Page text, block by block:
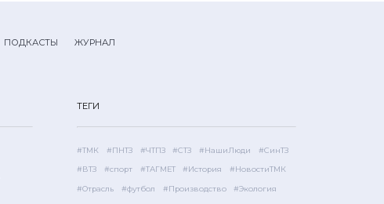
ПОДКАСТЫ ЖУРНАЛ
ТЕГИ
#ТМК #ПНТЗ #ЧТПЗ #СТЗ #НашиЛюди #СинТЗ
#ВТЗ #спорт #ТАГМЕТ #История #НовостиТМК
#Отрасль #футбол #Производство #Экология